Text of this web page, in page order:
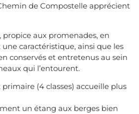
de Compostelle apprécient
propice aux promenades, en
caractéristique, ainsi que les
conservés et entretenus au sein
qui l’entourent.
primaire (4 classes) accueille plus
un étang aux berges bien